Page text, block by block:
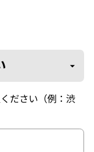
ださい（例：渋